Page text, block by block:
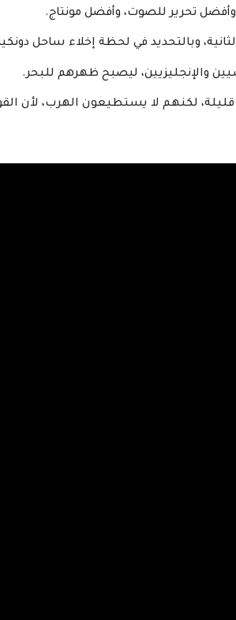
وأفضل تحرير للصوت، وأفضل مونتاج.
وبالتحديد في لحظة إخلاء ساحل
والإنجليزيين، ليصبح ظهرهم للبحر.
لكنهم لا يستطيعون الهرب، لأن